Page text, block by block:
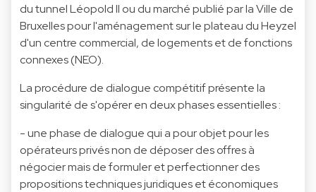
du tunnel Léopold II ou du marché publié par la Ville de
Bruxelles pour l'aménagement sur le plateau du Heyzel
d'un centre commercial, de logements et de fonctions
connexes (NEO).
La procédure de dialogue compétitif présente la
singularité de s'opérer en deux phases essentielles :
- une phase de dialogue qui a pour objet pour les
opérateurs privés non de déposer des offres à
négocier mais de formuler et perfectionner des
propositions techniques juridiques et économiques